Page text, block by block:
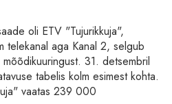
oli ETV "Tujurikkuja",
telekanal aga Kanal 2, selgub
31. detsembril
tabelis kolm esimest kohta.
vaatas 239 000